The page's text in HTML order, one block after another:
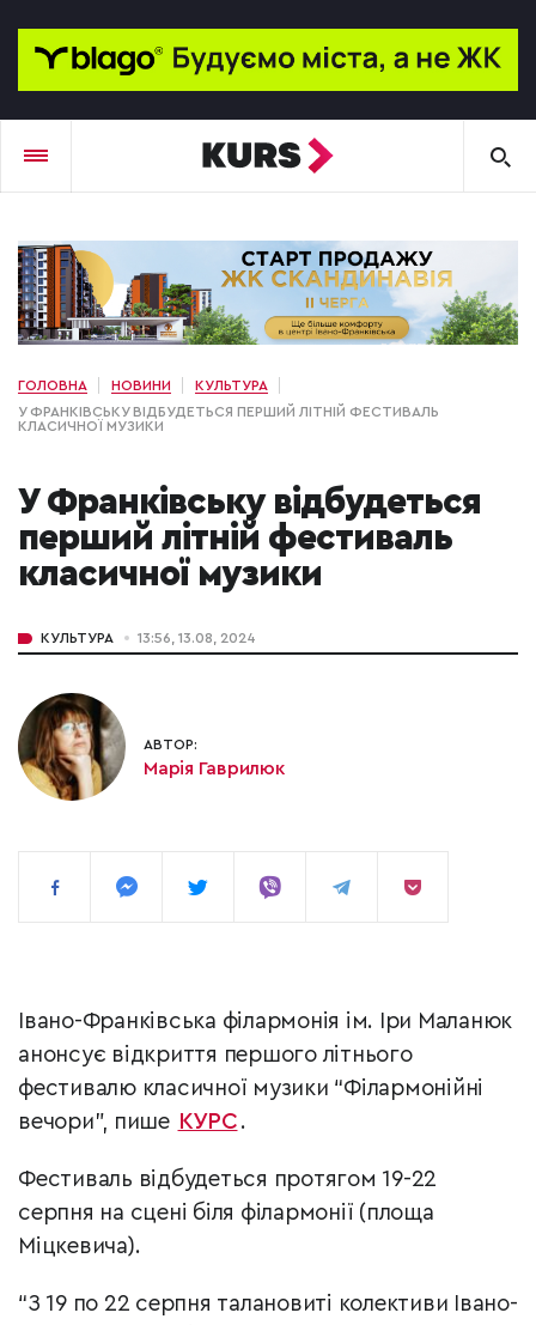
ГОЛОВНА НОВИНИ
КУЛЬТУРА
У ФРАНКІВСЬКУ ВІДБУДЕТЬСЯ ПЕРШИЙ ЛІТНІЙ ФЕСТИВАЛЬ
КЛАСИЧНОЇ МУЗИКИ
У Франківську відбудеться
перший літній фестиваль
класичної музики
КУЛЬТУРА 13:56, 13.08, 2024
АВТОР:
Марія Гаврилюк
Івано-Франківська філармонія ім. Іри Маланюк
анонсує відкриття першого літнього
фестивалю класичної музики “Філармонійні
вечори”, пише КУРС .
Фестиваль відбудеться протягом 19-22
серпня на сцені біля філармонії (площа
Міцкевича).
“З 19 по 22 серпня талановиті колективи Івано-